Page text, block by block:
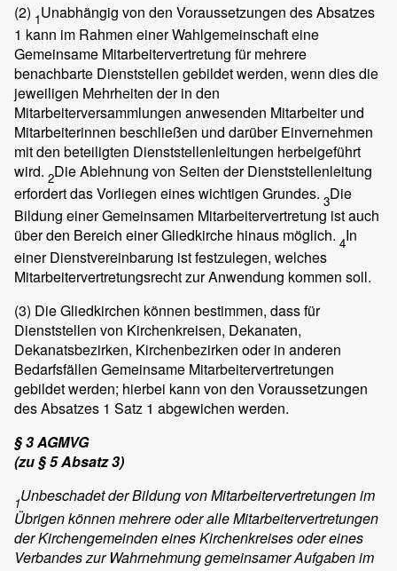
(2) 1Unabhängig von den Voraussetzungen des Absatzes
1 kann im Rahmen einer Wahlgemeinschaft eine
Gemeinsame Mitarbeitervertretung für mehrere
benachbarte Dienststellen gebildet werden, wenn dies die
jeweiligen Mehrheiten der in den
Mitarbeiterversammlungen anwesenden Mitarbeiter und
Mitarbeiterinnen beschließen und darüber Einvernehmen
mit den beteiligten Dienststellenleitungen herbeigeführt
wird. 2Die Ablehnung von Seiten der Dienststellenleitung
erfordert das Vorliegen eines wichtigen Grundes. 3Die
Bildung einer Gemeinsamen Mitarbeitervertretung ist auch
über den Bereich einer Gliedkirche hinaus möglich. 4In
einer Dienstvereinbarung ist festzulegen, welches
Mitarbeitervertretungsrecht zur Anwendung kommen soll.
(3) Die Gliedkirchen können bestimmen, dass für
Dienststellen von Kirchenkreisen, Dekanaten,
Dekanatsbezirken, Kirchenbezirken oder in anderen
Bedarfsfällen Gemeinsame Mitarbeitervertretungen
gebildet werden; hierbei kann von den Voraussetzungen
des Absatzes 1 Satz 1 abgewichen werden.
§ 3 AGMVG
(zu § 5 Absatz 3)
1Unbeschadet der Bildung von Mitarbeitervertretungen im
Übrigen können mehrere oder alle Mitarbeitervertretungen
der Kirchengemeinden eines Kirchenkreises oder eines
Verbandes zur Wahrnehmung gemeinsamer Aufgaben im